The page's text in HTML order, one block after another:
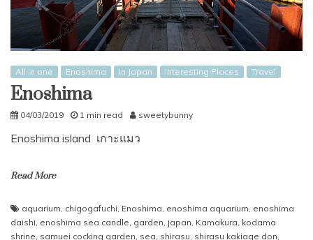
All in one Enoshima In Japan Interesting Places Travel
Enoshima
04/03/2019 1 min read sweetybunny
Enoshima island เกาะแมว
Read More
aquarium, chigogafuchi, Enoshima, enoshima aquarium, enoshima
daishi, enoshima sea candle, garden, japan, Kamakura, kodama
shrine, samuei cocking garden, sea, shirasu, shirasu kakiage don,